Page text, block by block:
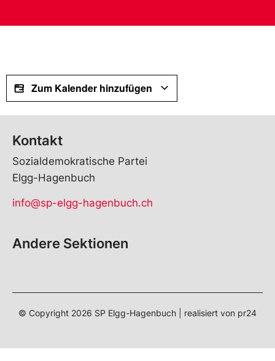
Zum Kalender hinzufügen
Kontakt
Sozialdemokratische Partei
Elgg-Hagenbuch
info@sp-elgg-hagenbuch.ch
Andere Sektionen
© Copyright 2026 SP Elgg-Hagenbuch | realisiert von pr24